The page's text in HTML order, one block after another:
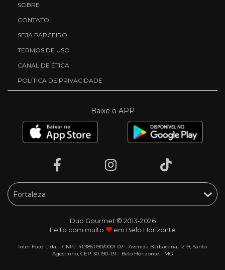
SOBRE
CONTATO
SEJA PARCEIRO
TERMOS DE USO
CANAL DE ÉTICA
POLÍTICA DE PRIVACIDADE
Baixe o APP
Duo Gourmet © 2013-2026
Feito com muito
em Belo Horizonte
Inter Food Ltda. - CNPJ: 41.985.090/0001-02 - Avenida Barbacena, 1219, Santo
Agostinho, CEP: 30.190-131 - Belo Horizonte - MG